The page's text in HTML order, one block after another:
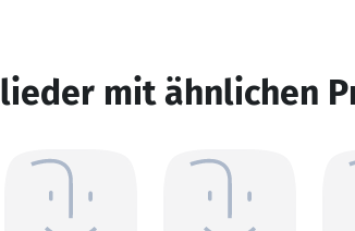
mit ähnlichen